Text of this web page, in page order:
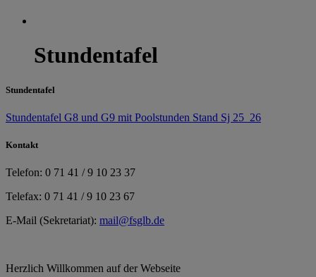
Stundentafel
Stundentafel
Stundentafel G8 und G9 mit Poolstunden Stand Sj 25_26
Kontakt
Telefon: 0 71 41 / 9 10 23 37
Telefax: 0 71 41 / 9 10 23 67
E-Mail (Sekretariat): mail@fsglb.de
Herzlich Willkommen auf der Webseite